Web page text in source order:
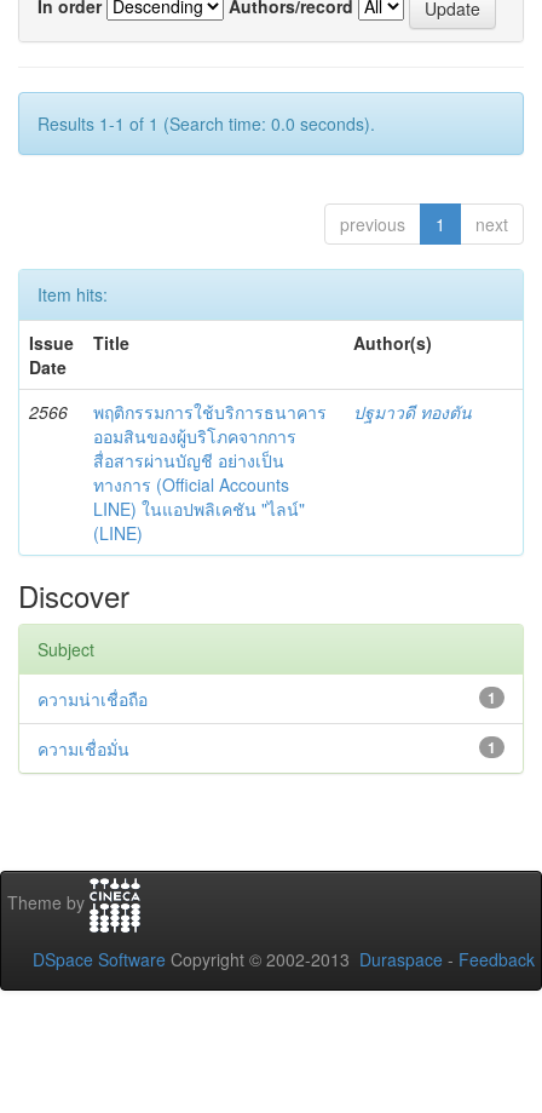
In order
Authors/record
Results 1-1 of 1 (Search time: 0.0 seconds).
previous 1 next
Item hits:
Issue
Date
Title Author(s)
2566
พฤติกรรมการใช้บริการธนาคาร
ออมสินของผู้บริโภคจากการ
สื่อสารผ่านบัญชี อย่างเป็น
ทางการ (Official Accounts
LINE) ในแอปพลิเคชัน "ไลน์"
(LINE)
ปฐมาวดี ทองตัน
Discover
Subject
1
ความน่าเชื่อถือ
1
ความเชื่อมั่น
Theme by
DSpace Software Copyright © 2002-2013 Duraspace - Feedback